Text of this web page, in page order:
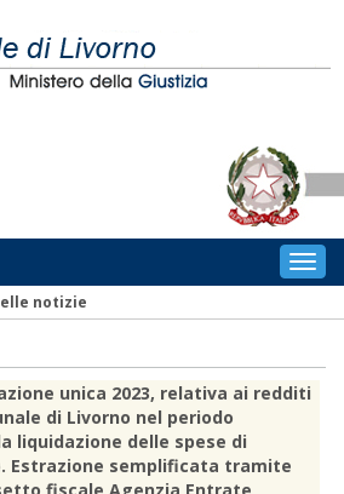
notizie
unica 2023, relativa ai redditi
di Livorno nel periodo
liquidazione delle spese di
Estrazione semplificata tramite